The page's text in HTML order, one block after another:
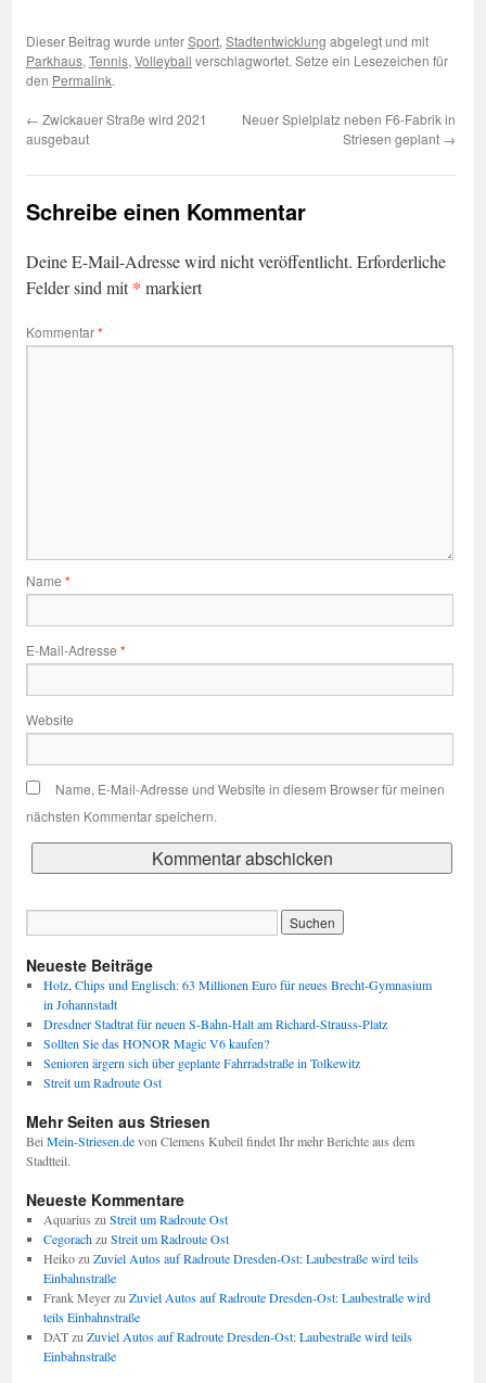
Dieser Beitrag wurde unterSport,Stadtentwicklung abgelegt und mit
Parkhaus,Tennis,Volleyball verschlagwortet. Setze ein Lesezeichen für
den Permalink.
← Zwickauer Straße wird 2021
ausgebaut
Neuer Spielplatz neben F6-Fabrik in
Striesen geplant →
Schreibe einen Kommentar
Deine E-Mail-Adresse wird nicht veröffentlicht. Erforderliche
Felder sind mit* markiert
Kommentar*
Name *
E-Mail-Adresse *
Website
Name, E-Mail-Adresse und Website in diesem Browser für meinen
nächsten Kommentar speichern.
Neueste Beiträge
Holz, Chips und Englisch: 63 Millionen Euro für neues Brecht-Gymnasium
in Johannstadt
Dresdner Stadtrat für neuen S-Bahn-Halt am Richard-Strauss-Platz
Sollten Sie das HONOR Magic V6 kaufen?
Senioren ärgern sich über geplante Fahrradstraße in Tolkewitz
Streit um Radroute Ost
Mehr Seiten aus Striesen
BeiMein-Striesen.devon Clemens Kubeil findet Ihr mehr Berichte aus dem
Stadtteil.
Neueste Kommentare
Aquarius zuStreit um Radroute Ost
CegorachzuStreit um Radroute Ost
HeikozuZuviel Autos auf Radroute Dresden-Ost: Laubestraße wird teils
Einbahnstraße
Frank MeyerzuZuviel Autos auf Radroute Dresden-Ost: Laubestraße wird
teils Einbahnstraße
DATzuZuviel Autos auf Radroute Dresden-Ost: Laubestraße wird teils
Einbahnstraße